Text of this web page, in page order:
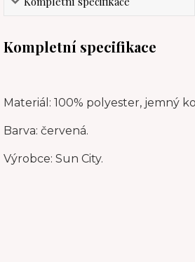
Kompletní specifikace
Materiál: 100% polyester, jemný
Barva: červená.
Výrobce: Sun City.